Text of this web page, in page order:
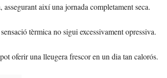
assegurant així una jornada completament seca.
tèrmica no sigui excessivament opressiva.
oferir una lleugera frescor en un dia tan calorós.